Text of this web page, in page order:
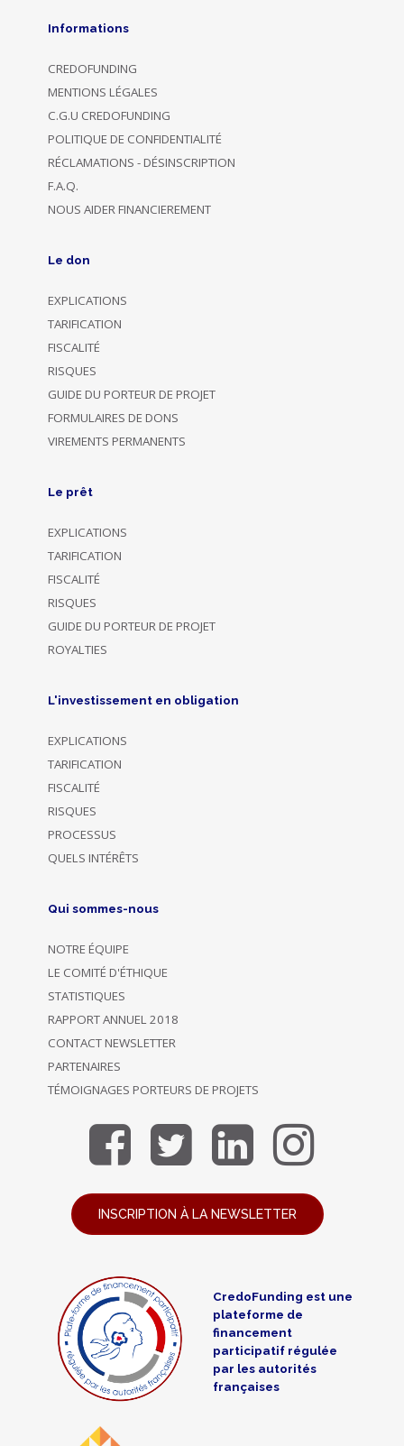
Informations
CREDOFUNDING
MENTIONS LÉGALES
C.G.U CREDOFUNDING
POLITIQUE DE CONFIDENTIALITÉ
RÉCLAMATIONS - DÉSINSCRIPTION
F.A.Q.
NOUS AIDER FINANCIEREMENT
Le don
EXPLICATIONS
TARIFICATION
FISCALITÉ
RISQUES
GUIDE DU PORTEUR DE PROJET
FORMULAIRES DE DONS
VIREMENTS PERMANENTS
Le prêt
EXPLICATIONS
TARIFICATION
FISCALITÉ
RISQUES
GUIDE DU PORTEUR DE PROJET
ROYALTIES
L'investissement en obligation
EXPLICATIONS
TARIFICATION
FISCALITÉ
RISQUES
PROCESSUS
QUELS INTÉRÊTS
Qui sommes-nous
NOTRE ÉQUIPE
LE COMITÉ D'ÉTHIQUE
STATISTIQUES
RAPPORT ANNUEL 2018
CONTACT NEWSLETTER
PARTENAIRES
TÉMOIGNAGES PORTEURS DE PROJETS
INSCRIPTION À LA NEWSLETTER
CredoFunding est une
plateforme de
financement
participatif régulée
par les autorités
françaises